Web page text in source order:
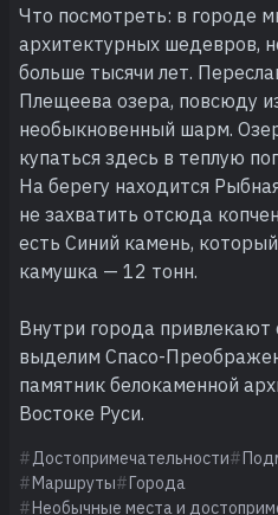
Что посмотреть: в городе
архитектурных шедевров,
больше тысячи лет.
Плещеева озера, повсюду
необыкновенный шарм.
купаться здесь в теплую
На берегу находится
не захватить отсюда
есть Синий камень,
камушка — 12 тонн.
Внутри города
выделим Спасо-
памятник белокаменной
Востоке Руси.
Достопримечательности
Маршруты
Города
Необычные места и